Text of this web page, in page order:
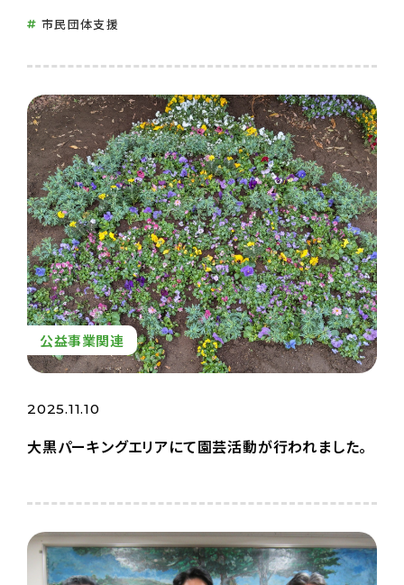
市民団体支援
公益事業関連
2025.11.10
大黒パーキングエリアにて園芸活動が行われました。